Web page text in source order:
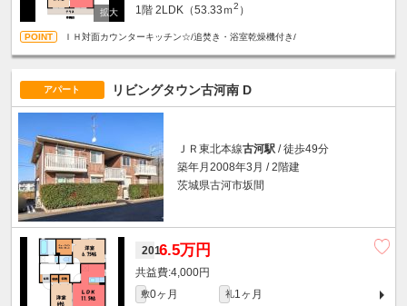
1階 2LDK（53.33ｍ2 ）
ＩＨ対面カウンターキッチン☆/追焚き・浴室乾燥機付き/
アパート リビングタウン古河南 D
ＪＲ東北本線古河駅 / 徒歩49分
築年月2008年3月 / 2階建
茨城県古河市坂間
2016.5万円
4,000円
敷0ヶ月 礼1ヶ月